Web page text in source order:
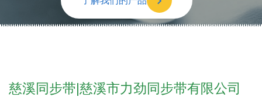
慈溪同步带|慈溪市力劲同步带有限公司